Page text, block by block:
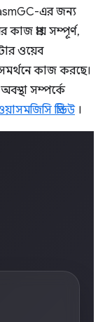
এর জন্য
প্রায় সম্পূর্ণ,
ওয়েব
কাজ করছে।
সম্পর্কে
প্রিভিউ।